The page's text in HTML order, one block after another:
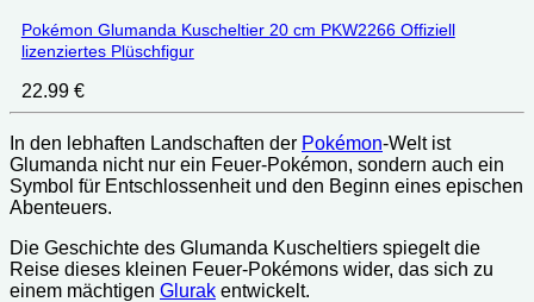
Pokémon Glumanda Kuscheltier 20 cm PKW2266 Offiziell
lizenziertes Plüschfigur
22.99 €
In den lebhaften Landschaften der Pokémon-Welt ist
Glumanda nicht nur ein Feuer-Pokémon, sondern auch ein
Symbol für Entschlossenheit und den Beginn eines epischen
Abenteuers.
Die Geschichte des Glumanda Kuscheltiers spiegelt die
Reise dieses kleinen Feuer-Pokémons wider, das sich zu
einem mächtigen Glurak entwickelt.